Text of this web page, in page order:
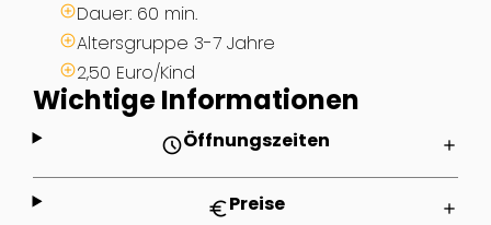
Dauer: 60 min.
Altersgruppe 3-7 Jahre
2,50 Euro/Kind
Wichtige Informationen
scheduleÖffnungszeiten add
euroPreise add